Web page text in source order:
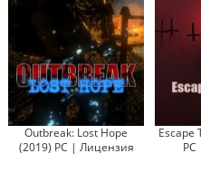
Outbreak: Lost Hope
(2019) PC | Лицензия
Escape